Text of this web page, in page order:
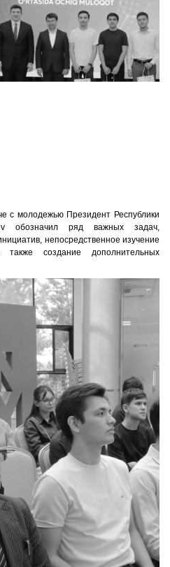
с молодежью Президент Республики
обозначил ряд важных задач,
непосредственное изучение
создание дополнительных